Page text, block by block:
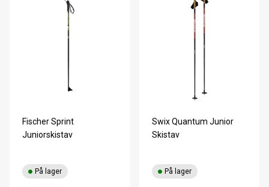
Fischer Sprint
Juniorskistav
På lager
Swix Quantum Junior
Skistav
På lager